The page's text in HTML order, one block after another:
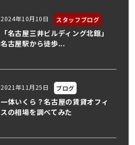
2024年10月10日 スタッフブログ
「名古屋三井ビルディング北館」
名古屋駅から徒歩...
2021年11月25日 ブログ
一体いくら？名古屋の賃貸オフィ
スの相場を調べてみた